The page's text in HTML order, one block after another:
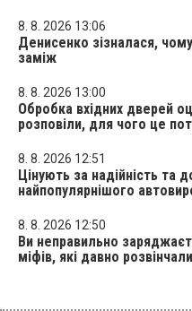
8. 8. 2026 13:06
Денисенко зізналася,
заміж
8. 8. 2026 13:00
Обробка вхідних дверей
розповіли, для чого це
8. 8. 2026 12:51
Цінують за надійність та
найпопулярнішого
8. 8. 2026 12:50
Ви неправильно
міфів, які давно розвінчали